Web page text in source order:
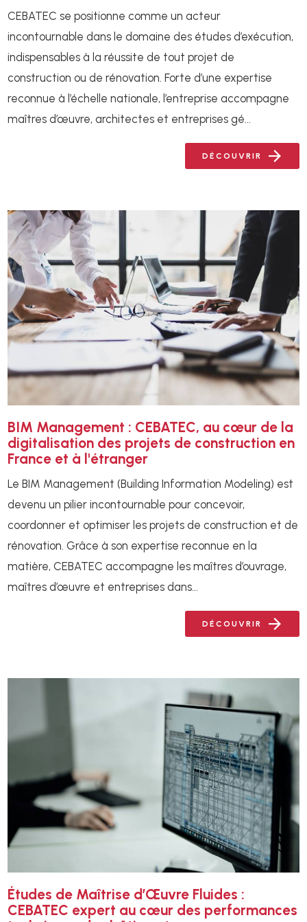
CEBATEC se positionne comme un acteur
incontournable dans le domaine des études d’exécution,
indispensables à la réussite de tout projet de
construction ou de rénovation. Forte d’une expertise
reconnue à l’échelle nationale, l’entreprise accompagne
maîtres d’œuvre, architectes et entreprises gé...
DÉCOUVRIR
BIM Management : CEBATEC, au cœur de la
digitalisation des projets de construction en
France et à l'étranger
Le BIM Management (Building Information Modeling) est
devenu un pilier incontournable pour concevoir,
coordonner et optimiser les projets de construction et de
rénovation. Grâce à son expertise reconnue en la
matière, CEBATEC accompagne les maîtres d’ouvrage,
maîtres d’œuvre et entreprises dans...
DÉCOUVRIR
Études de Maîtrise d’Œuvre Fluides :
CEBATEC expert au cœur des performances